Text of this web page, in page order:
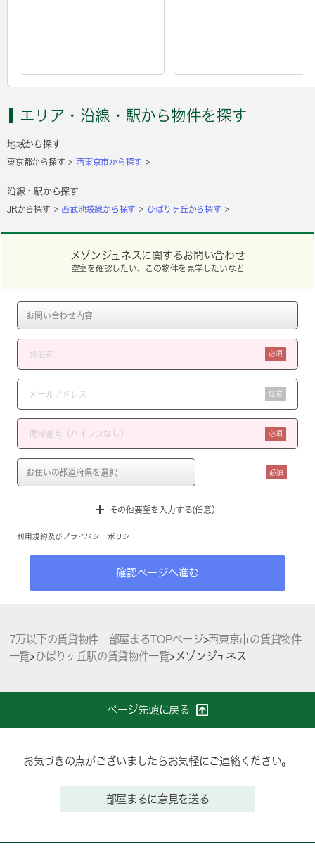
エリア・沿線・駅から物件を探す
地域から探す
東京都から探す 西東京市から探す
沿線・駅から探す
JRから探す 西武池袋線から探す ひばりヶ丘から探す
メゾンジュネスに関するお問い合わせ
空室を確認したい、この物件を見学したいなど
必須
任意
必須
必須
その他要望を入力する(任意）
利用規約 及び プライバシーポリシー
確認ページへ進む
7万以下の賃貸物件 部屋まるTOPページ>西東京市の賃貸物件
一覧>ひばりヶ丘駅の賃貸物件一覧>メゾンジュネス
ページ先頭に戻る
お気づきの点がございましたらお気軽にご連絡ください。
部屋まるに意見を送る